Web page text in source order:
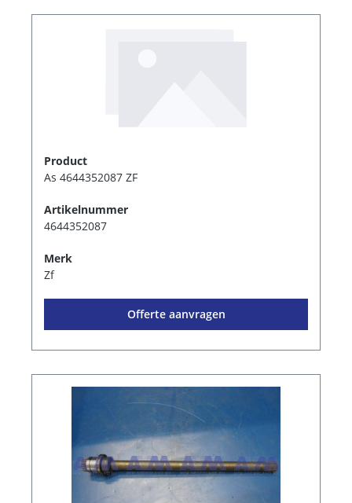
Product
As 4644352087 ZF
Artikelnummer
4644352087
Merk
Zf
Offerte aanvragen